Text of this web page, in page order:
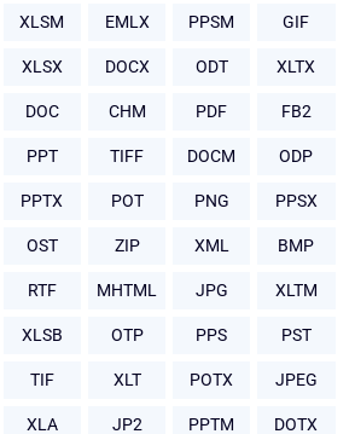
XLSM EMLX PPSM GIF
XLSX DOCX ODT XLTX
DOC CHM PDF FB2
PPT TIFF DOCM ODP
PPTX POT PNG PPSX
OST ZIP XML BMP
RTF MHTML JPG XLTM
XLSB OTP PPS PST
TIF XLT POTX JPEG
XLA JP2 PPTM DOTX